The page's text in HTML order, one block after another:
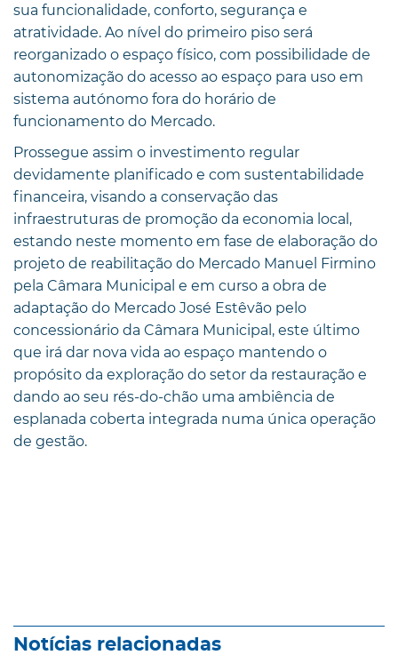
sua funcionalidade, conforto, segurança e
atratividade. Ao nível do primeiro piso será
reorganizado o espaço físico, com possibilidade de
autonomização do acesso ao espaço para uso em
sistema autónomo fora do horário de
funcionamento do Mercado.
Prossegue assim o investimento regular
devidamente planificado e com sustentabilidade
financeira, visando a conservação das
infraestruturas de promoção da economia local,
estando neste momento em fase de elaboração do
projeto de reabilitação do Mercado Manuel Firmino
pela Câmara Municipal e em curso a obra de
adaptação do Mercado José Estêvão pelo
concessionário da Câmara Municipal, este último
que irá dar nova vida ao espaço mantendo o
propósito da exploração do setor da restauração e
dando ao seu rés-do-chão uma ambiência de
esplanada coberta integrada numa única operação
de gestão.
Notícias relacionadas